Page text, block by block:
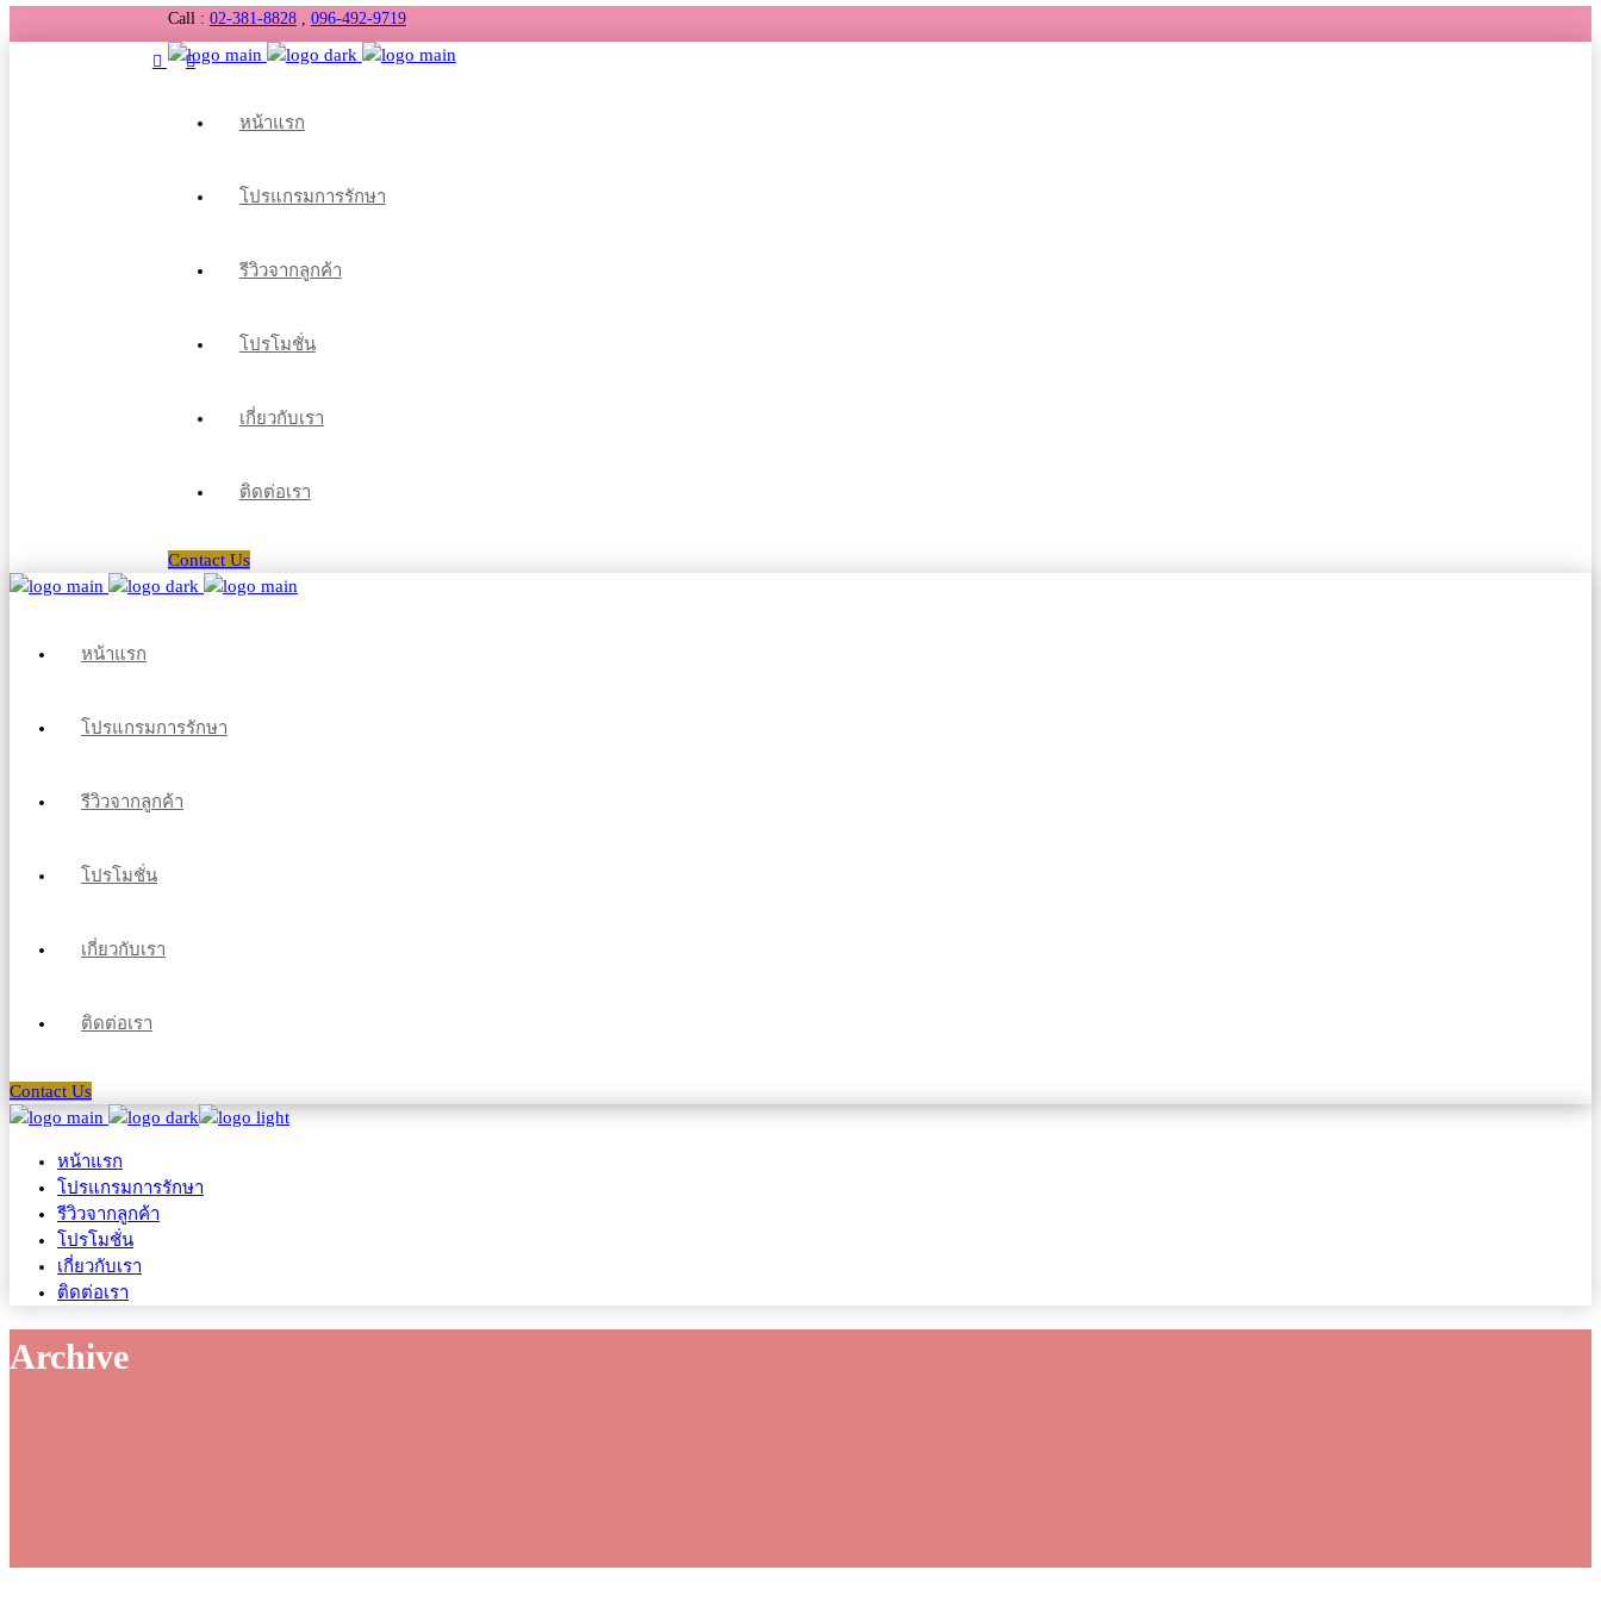
Call : 02-381-8828, 096-492-9719
หน้าแรก
โปรแกรมการรักษา
รีวิวจากลูกค้า
โปรโมชั่น
เกี่ยวกับเรา
ติดต่อเรา
Contact Us
หน้าแรก
โปรแกรมการรักษา
รีวิวจากลูกค้า
โปรโมชั่น
เกี่ยวกับเรา
ติดต่อเรา
Contact Us
หน้าแรก
โปรแกรมการรักษา
รีวิวจากลูกค้า
โปรโมชั่น
เกี่ยวกับเรา
ติดต่อเรา
Archive